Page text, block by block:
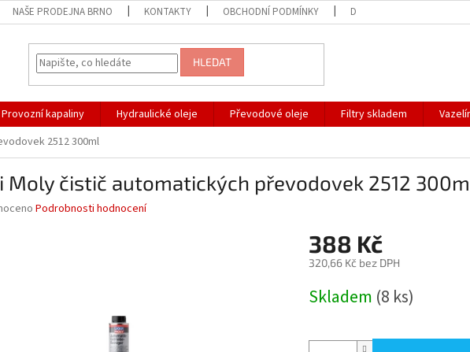
NAŠE PRODEJNA BRNO KONTAKTY OBCHODNÍ PODMÍNKY DOPRAVA
HLEDAT
Provozní kapaliny Hydraulické oleje Převodové oleje Filtry skladem
2512 300ml
Moly čistič automatických převodovek 2512
Podrobnosti hodnocení
388 Kč
320,66 Kč bez DPH
cena:
Skladem (8 ks)